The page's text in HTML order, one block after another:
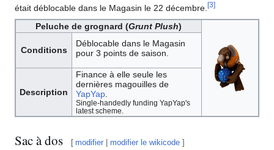
était déblocable dans le Magasin le 22 décembre. [3]
Peluche de grognard (Grunt Plush)
Conditions
Déblocable dans le Magasin
pour 3 points de saison.
Description
Finance à elle seule les
dernières magouilles de
YapYap.
Single-handedly funding YapYap's
latest scheme.
Sac à dos [ modifier |modifier le wikicode ]